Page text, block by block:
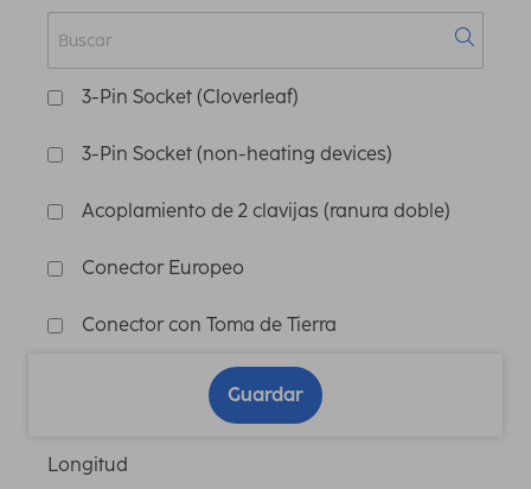
3-Pin Socket (Cloverleaf)
3-Pin Socket (non-heating devices)
Acoplamiento de 2 clavijas (ranura doble)
Conector Europeo
Conector con Toma de Tierra
Guardar
Longitud